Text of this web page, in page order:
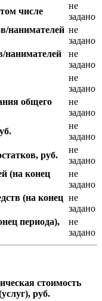
числе
не
задано
нанимателей не
задано
нанимателей
не
задано
не
задано
общего
не
задано
не
задано
руб.
не
задано
(на конец
не
задано
(на конец не
задано
периода),
не
задано
стоимость
руб.